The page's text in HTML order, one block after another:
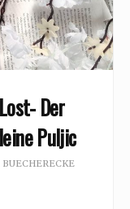
Der
Puljic
BUECHERECKE